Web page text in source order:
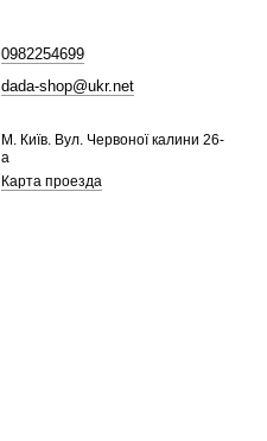
0982254699
dada-shop@ukr.net
М. Київ. Вул. Червоної калини 26-
а
Карта проезда